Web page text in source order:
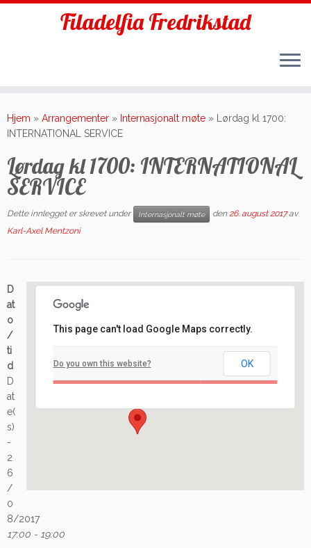
to
content
Filadelfia Fredrikstad
Hjem » Arrangementer » Internasjonalt møte »
Lørdag kl 1700:
INTERNATIONAL SERVICE
Lørdag kl 1700: INTERNATIONAL
SERVICE
Dette innlegget er skrevet under Internasjonalt møte den26. august 2017 av
Karl-Axel Mentzoni
Arrangement
This page can't load Google Maps correctly.
Do you own this website? OK
D
at
o
/
ti
d
D
at
e(
s)
-
2
6
/
0
8/2017
17:00 - 19:00